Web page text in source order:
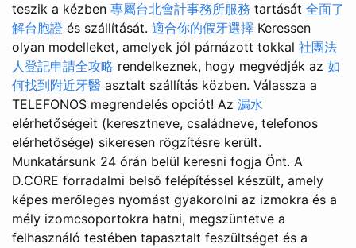
teszik a kézben 專屬台北會計事務所服務 tartását 全面了
解台胞證 és szállítását. 適合你的假牙選擇 Keressen
olyan modelleket, amelyek jól párnázott tokkal 社團法
人登記申請全攻略 rendelkeznek, hogy megvédjék az 如
何找到附近牙醫 asztalt szállítás közben. Válassza a
TELEFONOS megrendelés opciót! Az 漏水
elérhetőségeit (keresztneve, családneve, telefonos
elérhetősége) sikeresen rögzítésre került.
Munkatársunk 24 órán belül keresni fogja Önt. A
D.CORE forradalmi belső felépítéssel készült, amely
képes merőleges nyomást gyakorolni az izmokra és a
mély izomcsoportokra hatni, megszüntetve a
felhasználó testében tapasztalt feszültséget és a